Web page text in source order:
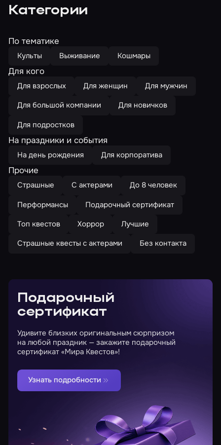
Категории
По тематике
Культы Выживание Кошмары
Для кого
Для взрослых Для женщин
Для мужчин
Для большой компании
Для новичков
Для подростков
На праздники и события
На день рождения Для корпоратива
Прочие
Страшные С актерами
До 8 человек
Перформансы
Подарочный сертификат
Топ квестов
Хоррор
Лучшие
Страшные квесты с актерами
Без контакта
Подарочный
сертификат
Удивите близких оригинальным сюрпризом
на любой праздник — закажите подарочный
сертификат «Мира Квестов»!
Узнать подробности